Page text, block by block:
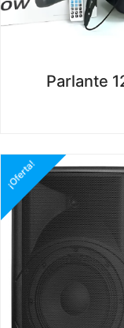
Parlante
¡Oferta!